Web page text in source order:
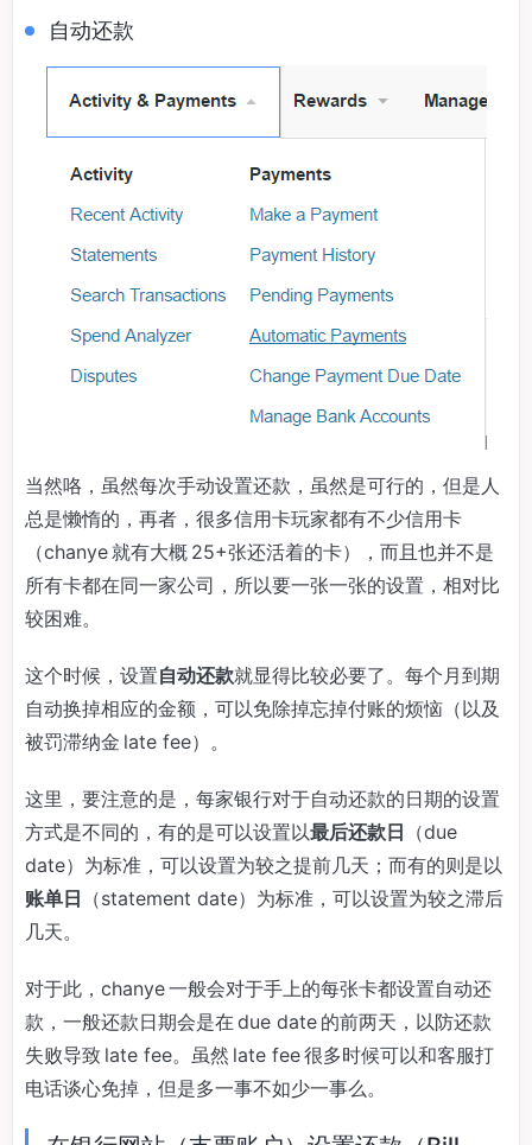
自动还款
当然咯，虽然每次手动设置还款，虽然是可行的，但是人
总是懒惰的，再者，很多信用卡玩家都有不少信用卡
（chanye 就有大概 25+张还活着的卡），而且也并不是
所有卡都在同一家公司，所以要一张一张的设置，相对比
较困难。
这个时候，设置自动还款就显得比较必要了。每个月到期
自动换掉相应的金额，可以免除掉忘掉付账的烦恼（以及
被罚滞纳金 late fee）。
这里，要注意的是，每家银行对于自动还款的日期的设置
方式是不同的，有的是可以设置以最后还款日 （due
date）为标准，可以设置为较之提前几天；而有的则是以
账单日 （statement date）为标准，可以设置为较之滞后
几天。
对于此，chanye 一般会对于手上的每张卡都设置自动还
款，一般还款日期会是在 due date 的前两天，以防还款
失败导致 late fee。虽然 late fee 很多时候可以和客服打
电话谈心免掉，但是多一事不如少一事么。